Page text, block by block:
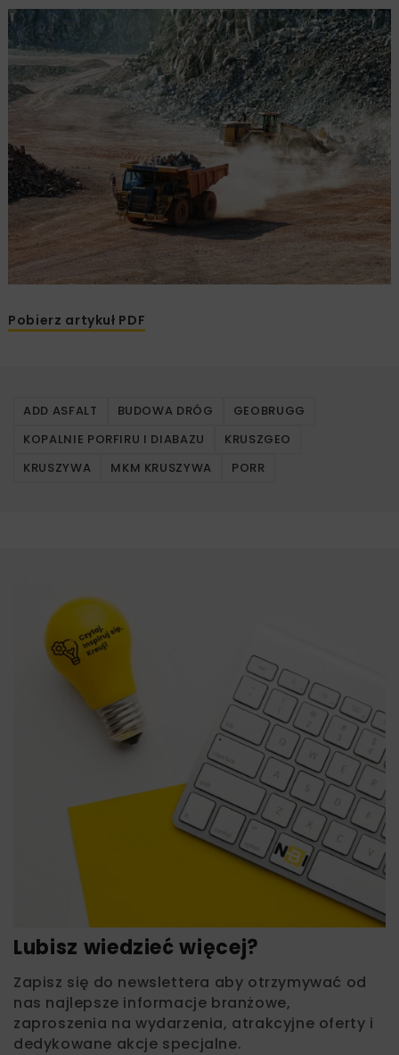
Pobierz artykuł PDF
ADD ASFALT BUDOWA DRÓG
GEOBRUGG
KOPALNIE PORFIRU I DIABAZU
KRUSZGEO
KRUSZYWA
MKM KRUSZYWA PORR
Lubisz wiedzieć więcej?
Zapisz się do newslettera aby otrzymywać od
nas najlepsze informacje branżowe,
zaproszenia na wydarzenia, atrakcyjne oferty i
dedykowane akcje specjalne.